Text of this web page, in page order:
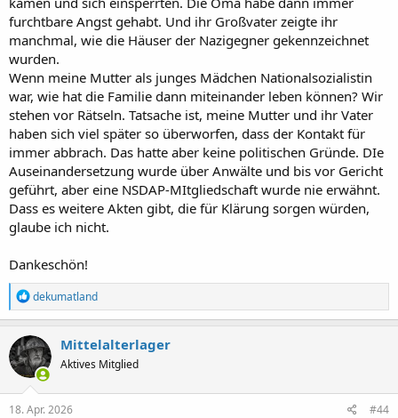
furchtbare Angst gehabt. Und ihr Großvater zeigte ihr
manchmal, wie die Häuser der Nazigegner gekennzeichnet
wurden.
Wenn meine Mutter als junges Mädchen Nationalsozialistin
war, wie hat die Familie dann miteinander leben können? Wir
stehen vor Rätseln. Tatsache ist, meine Mutter und ihr Vater
haben sich viel später so überworfen, dass der Kontakt für
immer abbrach. Das hatte aber keine politischen Gründe. DIe
Auseinandersetzung wurde über Anwälte und bis vor Gericht
geführt, aber eine NSDAP-MItgliedschaft wurde nie erwähnt.
Dass es weitere Akten gibt, die für Klärung sorgen würden,
glaube ich nicht.
Dankeschön!
R
e
a
k
t
i
o
n
e
dekumatland
Mittelalterlager
Aktives Mitglied
18. Apr. 2026 #44